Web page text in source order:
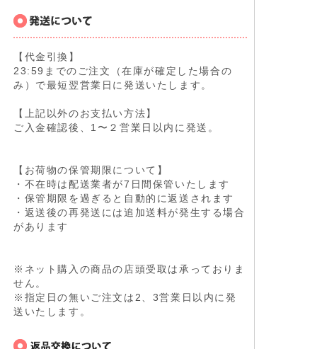
【代金引換】
23:59までのご注文（在庫が確定した場合の
み）で最短翌営業日に発送いたします。
【上記以外のお支払い方法】
ご入金確認後、1〜２営業日以内に発送。
【お荷物の保管期限について】
・不在時は配送業者が7日間保管いたします
・保管期限を過ぎると自動的に返送されます
・返送後の再発送には追加送料が発生する場合
があります
※ネット購入の商品の店頭受取は承っておりま
せん。
※指定日の無いご注文は2、3営業日以内に発
送いたします。